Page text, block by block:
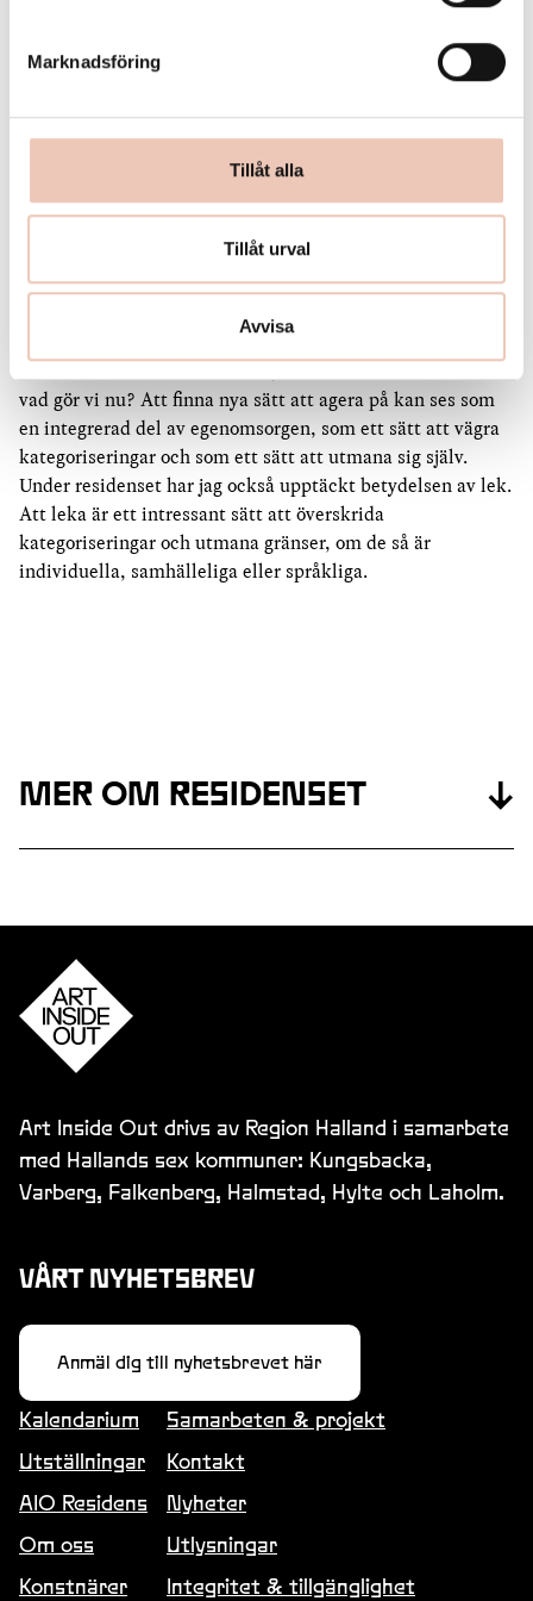
Marknadsföring
Tillåt alla
Tillåt urval
Avvisa
Henna-Riikka Halonen:
Jag är fortfarande intresserad av
egenomsorg som en radikal handling och jag har under
residenset blivit mer egensinnig och självmedveten som
utgångspunkt för att skapa nya roller utanför de vi är vana
vid och nya sätt att vara på. Under residenset har jag tänkt
alltmer på vad som krävs av oss som individer och som
samhälleliga krav. Det verkar väldigt svårt för oss att kliva
ut ur dessa roller. Vi ska heller inte förbise den roll som
sociala medier spelar i detta. Jag reflekterar utifrån min
roll som konstnär; vad förväntas av oss och vad bidrar vi
vad gör vi nu? Att finna nya sätt att agera på kan ses som
en integrerad del av egenomsorgen, som ett sätt att vägra
kategoriseringar och som ett sätt att utmana sig själv.
Under residenset har jag också upptäckt betydelsen av lek.
Att leka är ett intressant sätt att överskrida
kategoriseringar och utmana gränser, om de så är
individuella, samhälleliga eller språkliga.
MER OM RESIDENSET ↓
Text
SOM EN SILL I SKÄRGÅRDEN. OM
VARBERGS KURORT OCH BADLIV
Text
KURORTEN VARBERG
EGENOMSORG, EN ESSÄ
Mattias Hagberg
Art Inside Out drivs av Region Halland i samarbete
med Hallands sex kommuner: Kungsbacka,
Varberg, Falkenberg, Halmstad, Hylte och Laholm.
VÅRT NYHETSBREV
Anmäl dig till nyhetsbrevet här
Kalendarium
Utställningar
AIO Residens
Om oss
Konstnärer
Samarbeten & projekt
Kontakt
Nyheter
Utlysningar
Integritet & tillgänglighet